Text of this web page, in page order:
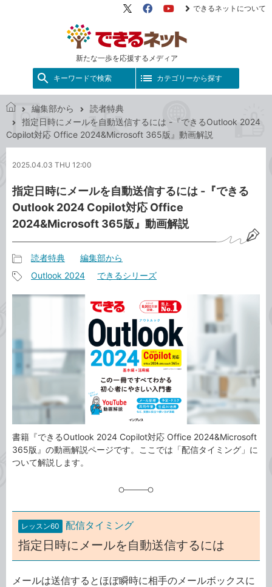
新たな一歩を応援するメディア
X（旧
FacebookYouTube
できるネットについて
キーワードで検索 カテゴリーから探す
で
き
ッ
編集部から
読者特典
指定日時にメールを自動送信するには -『できるOutlook 2024
Copilot対応 Office 2024&Microsoft 365版』動画解説
2025.04.03 THU 12:00
指定日時にメールを自動送信するには -『できる
Outlook 2024 Copilot対応 Office
2024&Microsoft 365版』動画解説
事
カ
リ
読者特典 編集部から
事
Outlook 2024 できるシリーズ
書籍『できるOutlook 2024 Copilot対応 Office 2024&Microsoft
365版』の動画解説ページです。ここでは「配信タイミング」に
ついて解説します。
レッスン60 配信タイミング
指定日時にメールを自動送信するには
メールは送信するとほぼ瞬時に相手のメールボックスに